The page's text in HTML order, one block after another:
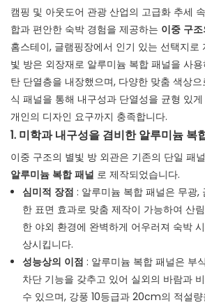
캠핑 및 아웃도어 관광 산업의 고급화 추세
합과 편안한 숙박 경험을 제공하는 이중 구
홈스테이, 글램핑장에서 인기 있는 선택지로
빛 방은 외장재로 알루미늄 복합 패널을 사
탄 단열층을 내장했으며, 다양한 맞춤 색상
식 패널을 통해 내구성과 단열성을 균형 있
개인의 디자인 요구까지 충족합니다.
1. 미학과 내구성을 겸비한 알루미늄 복
이중 구조의 별빛 방 외관은 기존의 단일 패
알루미늄 복합 패널 로 제작되었습니다.
심미적 장점 : 알루미늄 복합 패널은 무광,
한 표면 효과로 맞춤 제작이 가능하여 산
한 야외 환경에 완벽하게 어우러져 숙박
상시킵니다.
성능상의 이점 : 알루미늄 복합 패널은 부
차단 기능을 갖추고 있어 실외의 바람과
수 있으며, 강풍 10등급과 20cm의 적설량